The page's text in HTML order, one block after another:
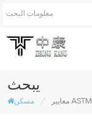
يبحث
مسكن / معايير ASTM